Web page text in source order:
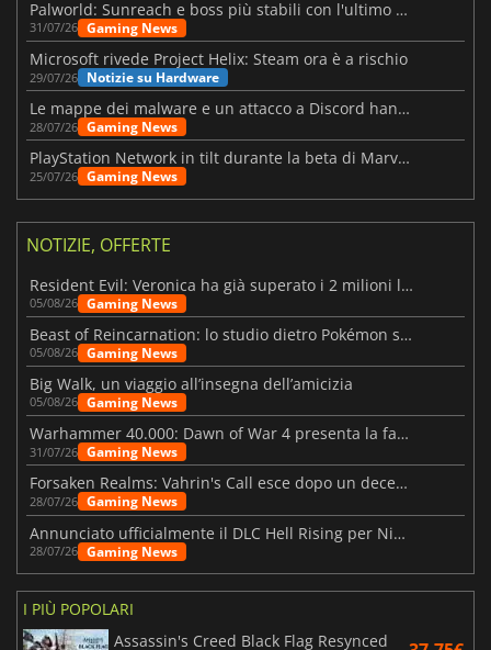
Palworld: Sunreach e boss più stabili con l'ultimo update
31/07/26 Gaming News
Microsoft rivede Project Helix: Steam ora è a rischio
29/07/26 Notizie su Hardware
Le mappe dei malware e un attacco a Discord hanno colpito Meccha Chameleon
28/07/26 Gaming News
PlayStation Network in tilt durante la beta di Marvel Tōkon
25/07/26 Gaming News
NOTIZIE, OFFERTE
Resident Evil: Veronica ha già superato i 2 milioni liste dei desideri
05/08/26 Gaming News
Beast of Reincarnation: lo studio dietro Pokémon su una nuova strada
05/08/26 Gaming News
Big Walk, un viaggio all’insegna dell’amicizia
05/08/26 Gaming News
Warhammer 40.000: Dawn of War 4 presenta la fazione dei Necron
31/07/26 Gaming News
Forsaken Realms: Vahrin's Call esce dopo un decennio di sviluppo
28/07/26 Gaming News
Annunciato ufficialmente il DLC Hell Rising per Nioh 3
28/07/26 Gaming News
I PIÙ POPOLARI
Assassin's Creed Black Flag Resynced